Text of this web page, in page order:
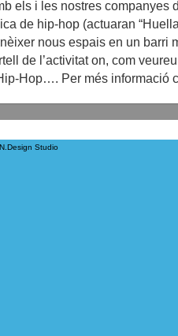
els i les nostres companyes
de hip-hop (actuaran
nous espais en un barri
de l’activitat on, com
Hop…. Per més informació
N.Design Studio